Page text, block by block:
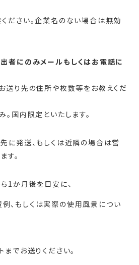
ださい。企業名のない場合は無効
者にのみメールもしくはお電話に
送り先の住所や枚数等をお教えくだ
国内限定といたします。
に発送、もしくは近隣の場合は営
す。
1か月後を目安に、
、もしくは実際の使用風景につい
でお送りください。